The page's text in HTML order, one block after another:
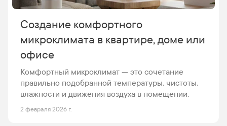
Создание комфортного
микроклимата в квартире, доме или
офисе
Комфортный микроклимат — это сочетание
правильно подобранной температуры, чистоты,
влажности и движения воздуха в помещении.
2 февраля 2026 г.